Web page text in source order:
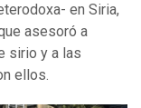
en Siria,
asesoró a
sirio y a las
ellos.